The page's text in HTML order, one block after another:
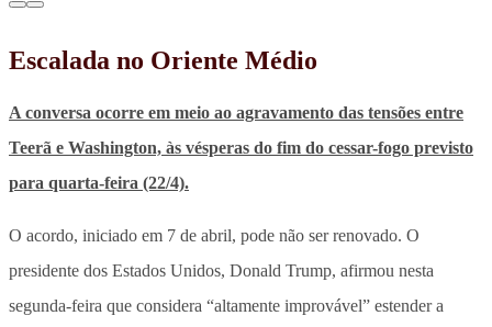
Escalada no Oriente Médio
A conversa ocorre em meio ao agravamento das tensões entre
Teerã e Washington, às vésperas do fim do cessar-fogo previsto
para quarta-feira (22/4).
O acordo, iniciado em 7 de abril, pode não ser renovado. O
presidente dos Estados Unidos, Donald Trump, afirmou nesta
segunda-feira que considera “altamente improvável” estender a